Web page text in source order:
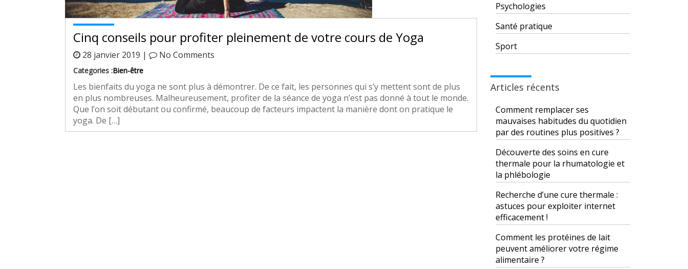
Cinq conseils pour profiter pleinement de votre cours de Yoga
28 janvier 2019 | No Comments
Categories :Bien-être
Les bienfaits du yoga ne sont plus à démontrer. De ce fait, les personnes qui s’y mettent sont de plus
en plus nombreuses. Malheureusement, profiter de la séance de yoga n’est pas donné à tout le monde.
Que l’on soit débutant ou confirmé, beaucoup de facteurs impactent la manière dont on pratique le
yoga. De […]
Psychologies
Santé pratique
Sport
Articles récents
Comment remplacer ses
mauvaises habitudes du quotidien
par des routines plus positives ?
Découverte des soins en cure
thermale pour la rhumatologie et
la phlébologie
Recherche d’une cure thermale :
astuces pour exploiter internet
efficacement !
Comment les protéines de lait
peuvent améliorer votre régime
alimentaire ?